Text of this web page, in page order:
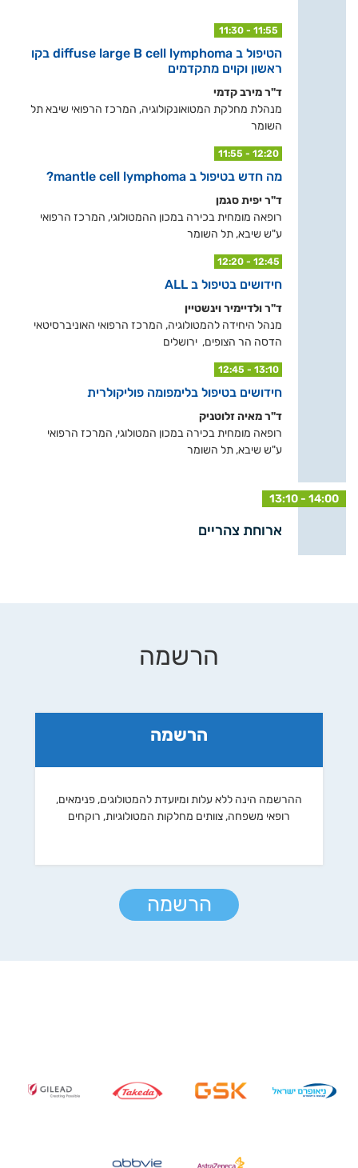
11:30 - 11:55
הטיפול ב diffuse large B cell lymphoma בקו
ראשון וקוים מתקדמים
ד"ר מירב קדמי
מנהלת מחלקת המטואונקולוגיה, המרכז הרפואי שיבא תל
השומר
11:55 - 12:20
מה חדש בטיפול ב mantle cell lymphoma?
ד"ר יפית סגמן
רופאה מומחית בכירה במכון ההמטולוגי, המרכז הרפואי
ע"ש שיבא, תל השומר
12:20 - 12:45
חידושים בטיפול ב ALL
ד"ר ולדיימיר וינשטיין
מנהל היחידה להמטולוגיה, המרכז הרפואי האוניברסיטאי
הדסה הר הצופים, ירושלים
12:45 - 13:10
חידושים בטיפול בלימפומה פוליקולרית
ד"ר מאיה זלוטניק
רופאה מומחית בכירה במכון המטולוגי, המרכז הרפואי
ע"ש שיבא, תל השומר
13:10 - 14:00
ארוחת צהריים
הרשמה
הרשמה
ההרשמה הינה ללא עלות ומיועדת להמטולוגים, פנימאים,
רופאי משפחה, צוותים מחלקות המטולוגיות, רוקחים
הרשמה